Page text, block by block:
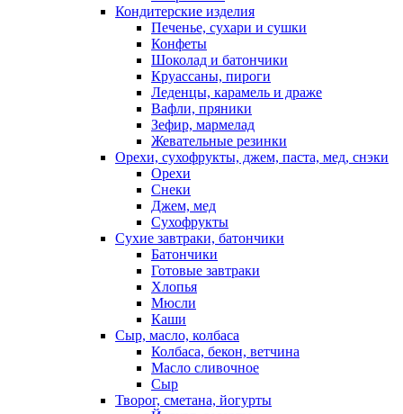
Кондитерские изделия
Печенье, сухари и сушки
Конфеты
Шоколад и батончики
Круассаны, пироги
Леденцы, карамель и драже
Вафли, пряники
Зефир, мармелад
Жевательные резинки
Орехи, сухофрукты, джем, паста, мед, снэки
Орехи
Снеки
Джем, мед
Сухофрукты
Сухие завтраки, батончики
Батончики
Готовые завтраки
Хлопья
Мюсли
Каши
Сыр, масло, колбаса
Колбаса, бекон, ветчина
Масло сливочное
Сыр
Творог, сметана, йогурты